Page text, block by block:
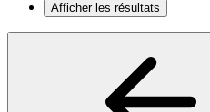
Afficher les résultats